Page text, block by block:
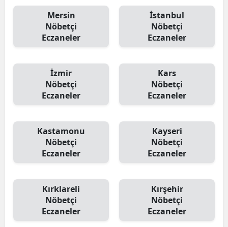
Mersin
Nöbetçi
Eczaneler
İstanbul
Nöbetçi
Eczaneler
İzmir
Nöbetçi
Eczaneler
Kars
Nöbetçi
Eczaneler
Kastamonu
Nöbetçi
Eczaneler
Kayseri
Nöbetçi
Eczaneler
Kırklareli
Nöbetçi
Eczaneler
Kırşehir
Nöbetçi
Eczaneler